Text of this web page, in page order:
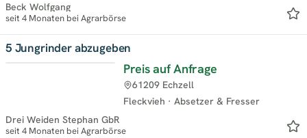
Beck Wolfgang
seit 4 Monaten bei Agrarbörse
5 Jungrinder abzugeben
Preis auf Anfrage
Fleckvieh · Absetzer & Fresser
61209 Echzell
Drei Weiden Stephan GbR
seit 4 Monaten bei Agrarbörse